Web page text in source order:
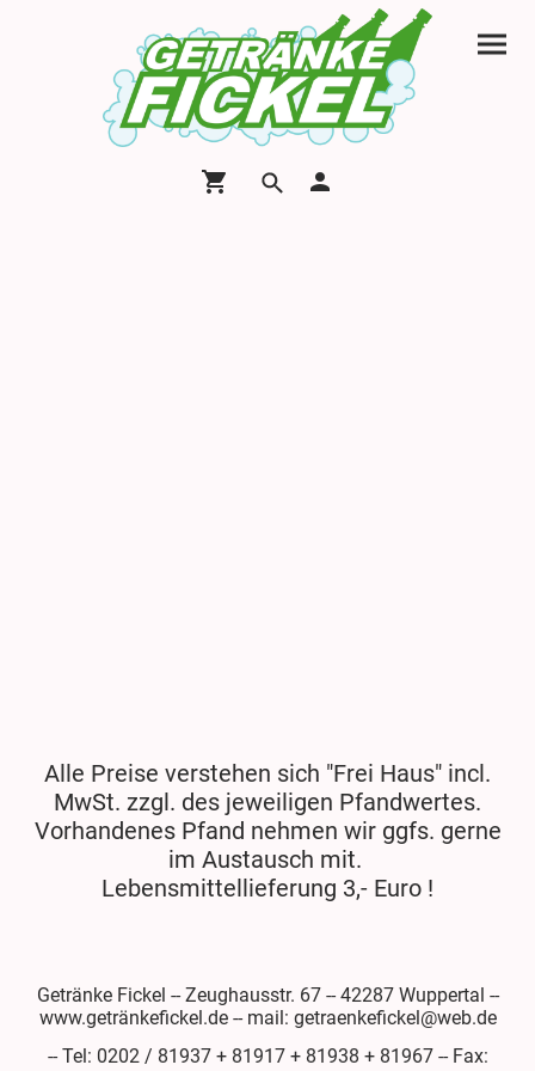
Alle Preise verstehen sich "Frei Haus" incl.
MwSt. zzgl. des jeweiligen Pfandwertes.
Vorhandenes Pfand nehmen wir ggfs. gerne
im Austausch mit.
Lebensmittellieferung 3,- Euro !
Getränke Fickel -- Zeughausstr. 67 -- 42287 Wuppertal --
www.getränkefickel.de -- mail: getraenkefickel@web.de
-- Tel: 0202 / 81937 + 81917 + 81938 + 81967 -- Fax: